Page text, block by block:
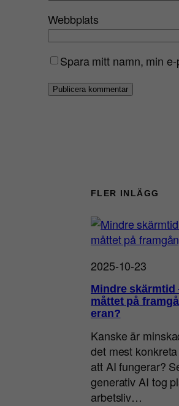
Webbplats
Spara mitt namn, min
FLER INLÄGG
2025-10-23
Mindre skärmtid
måttet på
eran?
Kanske är
det mest
att AI fungerar?
generativ AI tog
arbetsliv…